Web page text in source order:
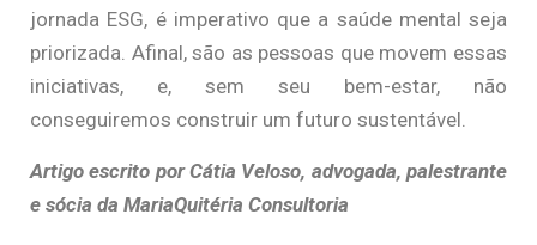
jornada ESG, é imperativo que a saúde mental seja
priorizada. Afinal, são as pessoas que movem essas
iniciativas, e, sem seu bem-estar, não
conseguiremos construir um futuro sustentável.
Artigo escrito por Cátia Veloso, advogada, palestrante
e sócia da MariaQuitéria Consultoria